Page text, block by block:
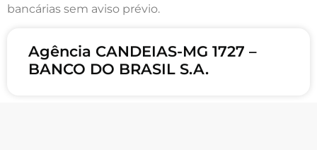
bancárias sem aviso prévio.
Agência CANDEIAS-MG 1727 –
BANCO DO BRASIL S.A.